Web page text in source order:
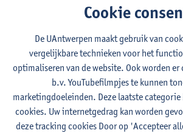
Contact
Campus Drie Eiken
Cookie
De UAntwerpen maakt gebruik van
vergelijkbare technieken voor het
optimaliseren van de website. Ook worden er
b.v. YouTubefilmpjes te kunnen
marketingdoeleinden. Deze laatste
cookies. Uw internetgedrag kan worden
deze tracking cookies Door op 'Accepteer